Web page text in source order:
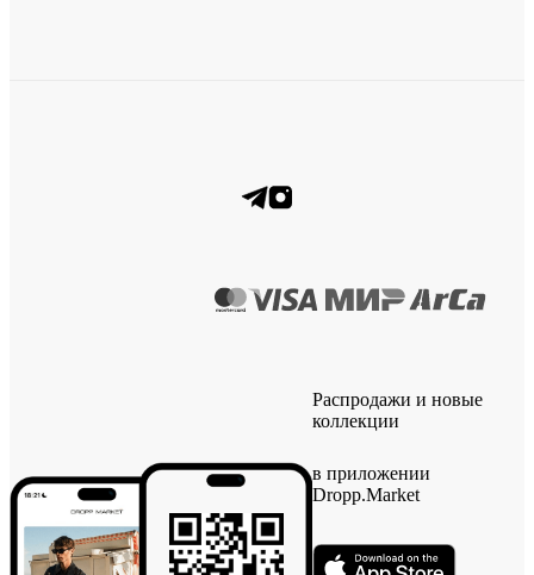
Распродажи и новые
коллекции
в приложении
Dropp.Market